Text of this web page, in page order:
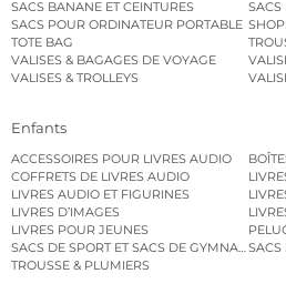
SACS BANANE ET CEINTURES
SACS
SACS POUR ORDINATEUR PORTABLE
TOTE BAG
VALISES & BAGAGES DE VOYAGE
VALISES & TROLLEYS
Enfants
ACCESSOIRES POUR LIVRES AUDIO
COFFRETS DE LIVRES AUDIO
LIVRES AUDIO ET FIGURINES
LIVRES D’IMAGES
LIVRES POUR JEUNES
SACS DE SPORT ET SACS DE GYMNASTIQUE
SACS
TROUSSE & PLUMIERS